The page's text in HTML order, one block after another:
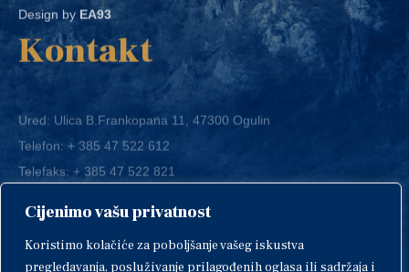
Cijenimo vašu privatnost
Koristimo kolačiće za poboljšanje vašeg iskustva
pregledavanja, posluživanje prilagođenih oglasa ili sadržaja i
Kontakt
Ured: Ulica B.Frankopana 11, 47300 Ogulin
Telefon:+ 385 47 522 612
Telefaks:+ 385 47 522 821
E-mail:grad-ogulin@ogulin.hr